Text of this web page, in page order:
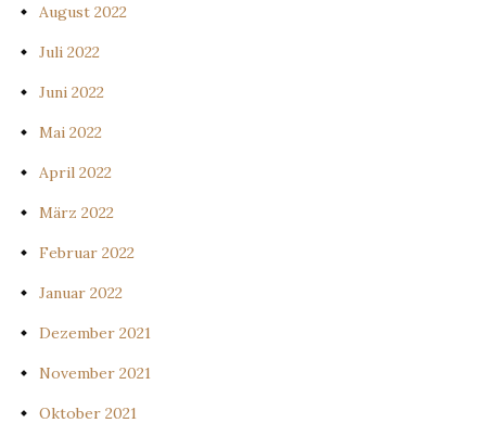
August 2022
Juli 2022
Juni 2022
Mai 2022
April 2022
März 2022
Februar 2022
Januar 2022
Dezember 2021
November 2021
Oktober 2021